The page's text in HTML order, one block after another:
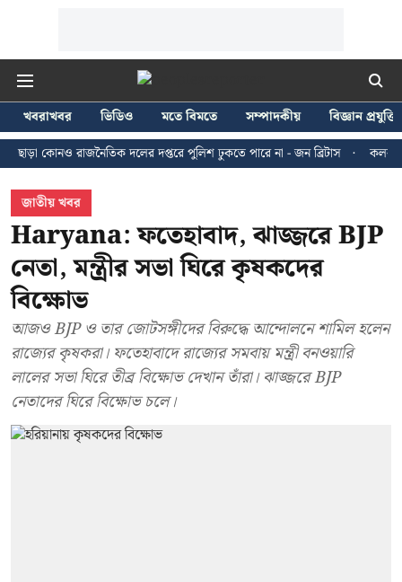
খবরাখবর ভিডিও মতে বিমতে সম্পাদকীয়
বিজ্ঞান প্রযুক্তি
রাজনৈতিক দলের দপ্তরে পুলিশ ঢুকতে পারে না - জন ব্রিটাস
কলকাতায় ২৪
জাতীয় খবর
Haryana: ফতেহাবাদ, ঝাজ্জরে BJP
নেতা, মন্ত্রীর সভা ঘিরে কৃষকদের
বিক্ষোভ
আজও BJP ও তার জোটসঙ্গীদের বিরুদ্ধে আন্দোলনে শামিল হলেন
রাজ‍্যের কৃষকরা। ফতেহাবাদে রাজ‍্যের‌ সমবায় মন্ত্রী বনওয়ারি
লালের সভা ঘিরে তীব্র বিক্ষোভ দেখান তাঁরা। ঝাজ্জরে BJP
নেতাদের ঘিরে বিক্ষোভ চলে।